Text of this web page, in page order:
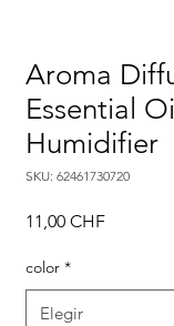
Aroma
Essential
Humidifier
SKU: 62461730720
11,00 CHFPrecio
color *
Elegir